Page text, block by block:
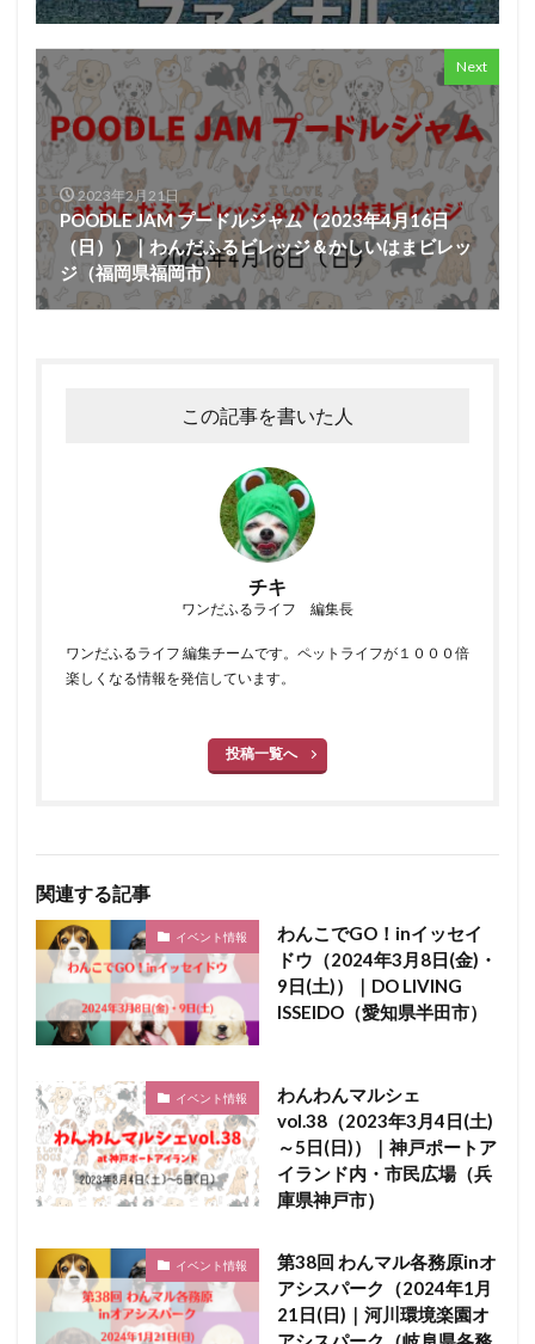
Next
2023年2月21日
POODLE JAM プードルジャム（2023年4月16日
（日））｜わんだふるビレッジ＆かしいはまビレッ
ジ（福岡県福岡市）
この記事を書いた人
チキ
ワンだふるライフ 編集長
ワンだふるライフ 編集チームです。ペットライフが１０００倍
楽しくなる情報を発信しています。
投稿一覧へ
関連する記事
イベント情報
わんこでGO！inイッセイ
ドウ（2024年3月8日(金)・
9日(土)）｜DO LIVING
ISSEIDO（愛知県半田市）
イベント情報
わんわんマルシェ
vol.38（2023年3月4日(土)
～5日(日)）｜神戸ポートア
イランド内・市民広場（兵
庫県神戸市）
イベント情報
第38回 わんマル各務原inオ
アシスパーク（2024年1月
21日(日)｜河川環境楽園オ